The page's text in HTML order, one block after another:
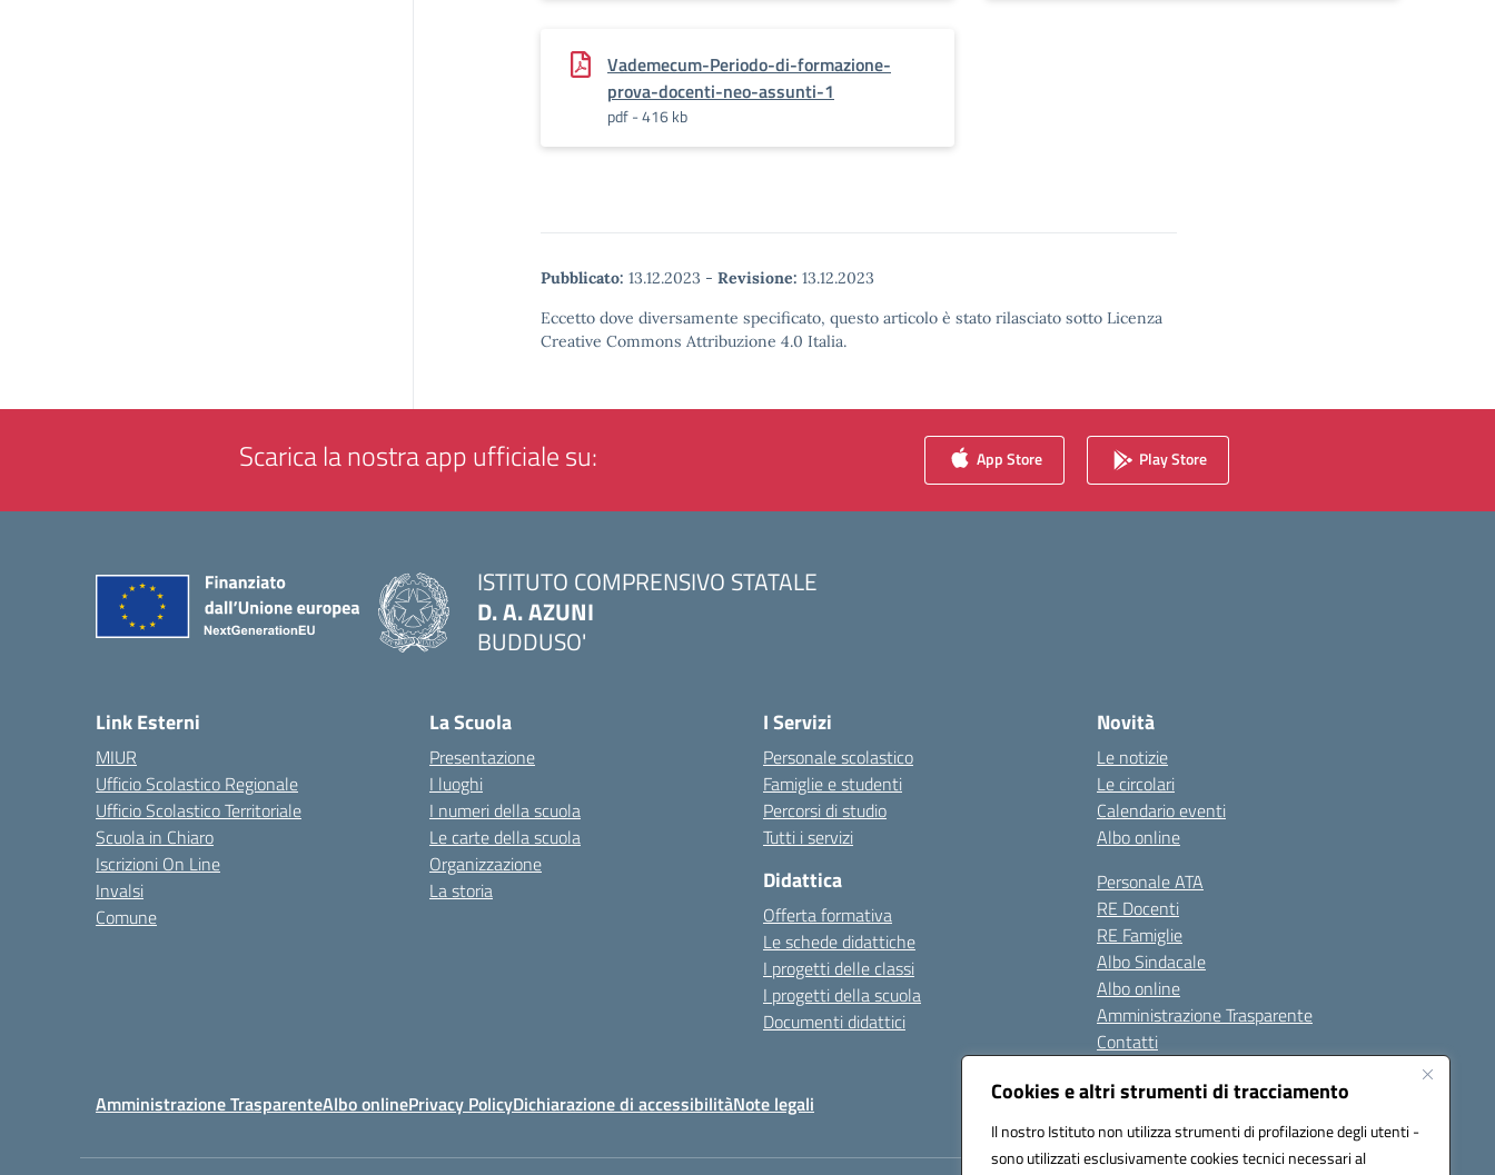
Cookies e altri strumenti di tracciamento
Il nostro Istituto non utilizza strumenti di profilazione degli utenti -
sono utilizzati esclusivamente cookies tecnici necessari al
Vademecum-Periodo-di-formazione-
prova-docenti-neo-assunti-1
pdf - 416 kb
Pubblicato: 13.12.2023 - Revisione: 13.12.2023
Eccetto dove diversamente specificato, questo articolo è stato rilasciato sotto Licenza
Creative Commons Attribuzione 4.0 Italia.
Scarica la nostra app ufficiale su: App Store Play Store
ISTITUTO COMPRENSIVO STATALE
D. A. AZUNI
BUDDUSO'
Link Esterni
MIUR
Ufficio Scolastico Regionale
Ufficio Scolastico Territoriale
Scuola in Chiaro
Iscrizioni On Line
Invalsi
Comune
La Scuola
Presentazione
I luoghi
I numeri della scuola
Le carte della scuola
Organizzazione
La storia
I Servizi
Personale scolastico
Famiglie e studenti
Percorsi di studio
Tutti i servizi
Didattica
Offerta formativa
Le schede didattiche
I progetti delle classi
I progetti della scuola
Documenti didattici
Novità
Le notizie
Le circolari
Calendario eventi
Albo online
Personale ATA
RE Docenti
RE Famiglie
Albo Sindacale
Albo online
Amministrazione Trasparente
Contatti
Amministrazione TrasparenteAlbo onlinePrivacy PolicyDichiarazione di accessibilitàNote legali